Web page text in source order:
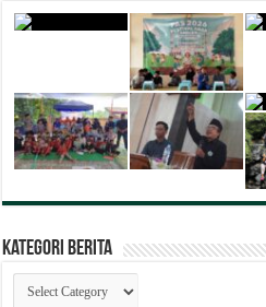
Kategori Berita
Kategori
Berita